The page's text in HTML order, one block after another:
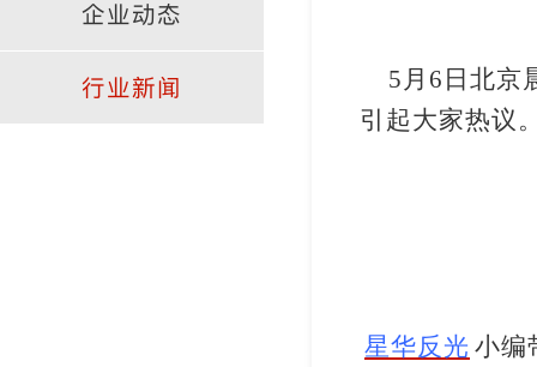
企业动态
行业新闻 5 月 6 日北京
引起大家热议
星华反光 小编